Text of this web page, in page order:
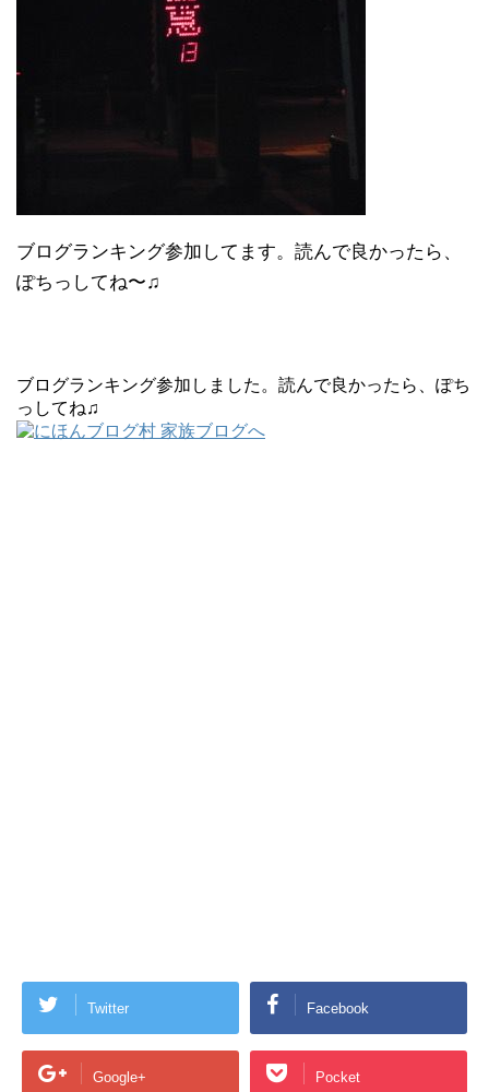
ブログランキング参加してます。読んで良かったら、
ぽちっしてね〜♫
ブログランキング参加しました。読んで良かったら、ぽち
っしてね♫
Twitter Facebook
Google+ Pocket